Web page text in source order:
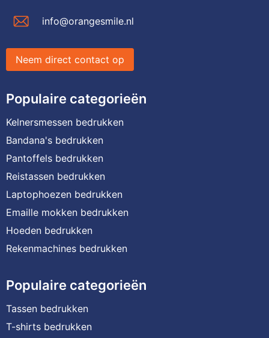
info@orangesmile.nl
Neem direct contact op
Populaire categorieën
Kelnersmessen bedrukken
Bandana's bedrukken
Pantoffels bedrukken
Reistassen bedrukken
Laptophoezen bedrukken
Emaille mokken bedrukken
Hoeden bedrukken
Rekenmachines bedrukken
Populaire categorieën
Tassen bedrukken
T-shirts bedrukken